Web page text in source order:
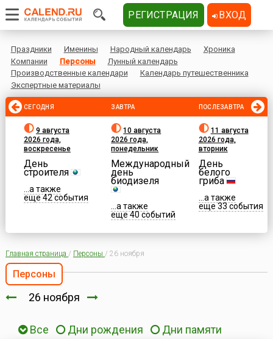
Праздники Именины Народный календарь
Хроника
Компании
Персоны
Лунный календарь
Производственные календари
Календарь путешественника
Экспертные материалы
СЕГОДНЯ
9 августа
2026 года,
воскресенье
День
строителя
...а также
еще 42 события
ЗАВТРА
10 августа
2026 года,
понедельник
Международный
день
биодизеля
...а также
еще 40 событий
ПОСЛЕЗАВТРА
11 августа
2026 года,
вторник
День
белого
гриба
...а также
еще 33 события
Главная страница / Персоны / 26 ноября
Персоны
26 ноября
Все Дни рождения Дни памяти
РЕГИСТРАЦИЯ ВХОД